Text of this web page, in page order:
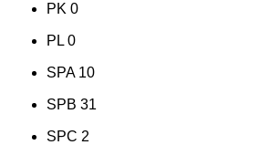
PK 0
PL 0
SPA 10
SPB 31
SPC 2